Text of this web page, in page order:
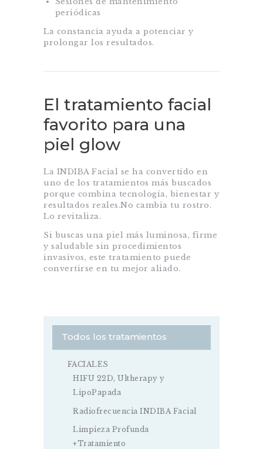
periódicas
La constancia ayuda a potenciar y
prolongar los resultados.
El tratamiento facial
favorito para una
piel glow
La INDIBA Facial se ha convertido en
uno de los tratamientos más buscados
porque combina tecnología, bienestar y
resultados reales.No cambia tu rostro.
Lo revitaliza.
Si buscas una piel más luminosa, firme
y saludable sin procedimientos
invasivos, este tratamiento puede
convertirse en tu mejor aliado.
Todos los tratamientos
FACIALES
HIFU 22D, Ultherapy y
LipoPapada
Radiofrecuencia INDIBA Facial
Limpieza Profunda
+Tratamiento